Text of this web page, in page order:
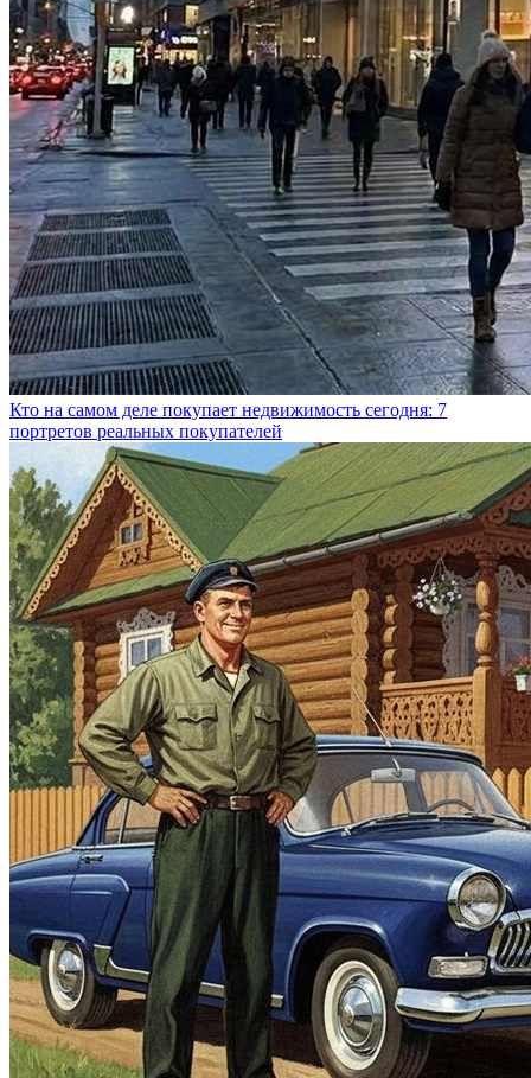
Кто на самом деле покупает недвижимость сегодня: 7
портретов реальных покупателей